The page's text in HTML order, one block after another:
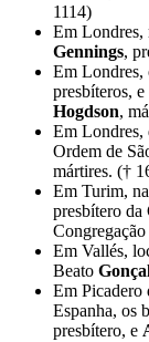
1114)
Em Londres,
Gennings,
Em Londres,
presbíteros, e
Hogdson,
Em Londres,
Ordem de
mártires. (†
Em Turim,
presbítero da
Em Vallés,
Beato
Em Picadero
Espanha, os
presbítero, e